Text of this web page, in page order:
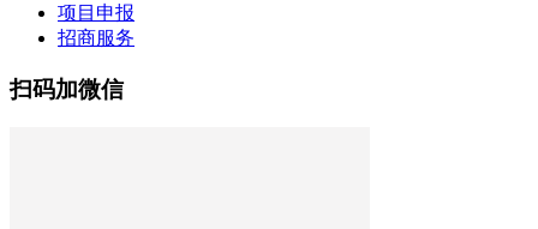
项目申报
招商服务
扫码加微信